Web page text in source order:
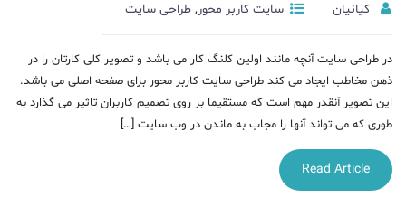
کیانیان سایت کاربر محور, طراحی سایت
در طراحی سایت آنچه مانند اولین کلنگ کار می باشد و تصویر کلی کارتان را در
ذهن مخاطب ایجاد می کند‌ طراحی سایت کاربر محور برای صفحه اصلی می باشد.
این تصویر آنقدر مهم است که مستقیما بر روی تصمیم کاربران تاثیر می گذارد به
طوری که می تواند آنها را مجاب به ماندن در وب سایت […]
Read Article